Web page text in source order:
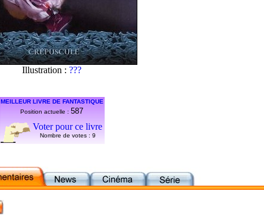
Illustration : ???
MEILLEUR LIVRE DE FANTASTIQUE
Position actuelle : 587
Voter pour ce livre
Nombre de votes : 9